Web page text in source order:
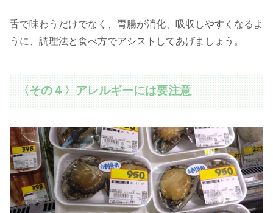
舌で味わうだけでなく、胃腸が消化、吸収しやすくなるよ
うに、調理法と食べ方でアシストしてあげましょう。
〈その４〉アレルギーには要注意